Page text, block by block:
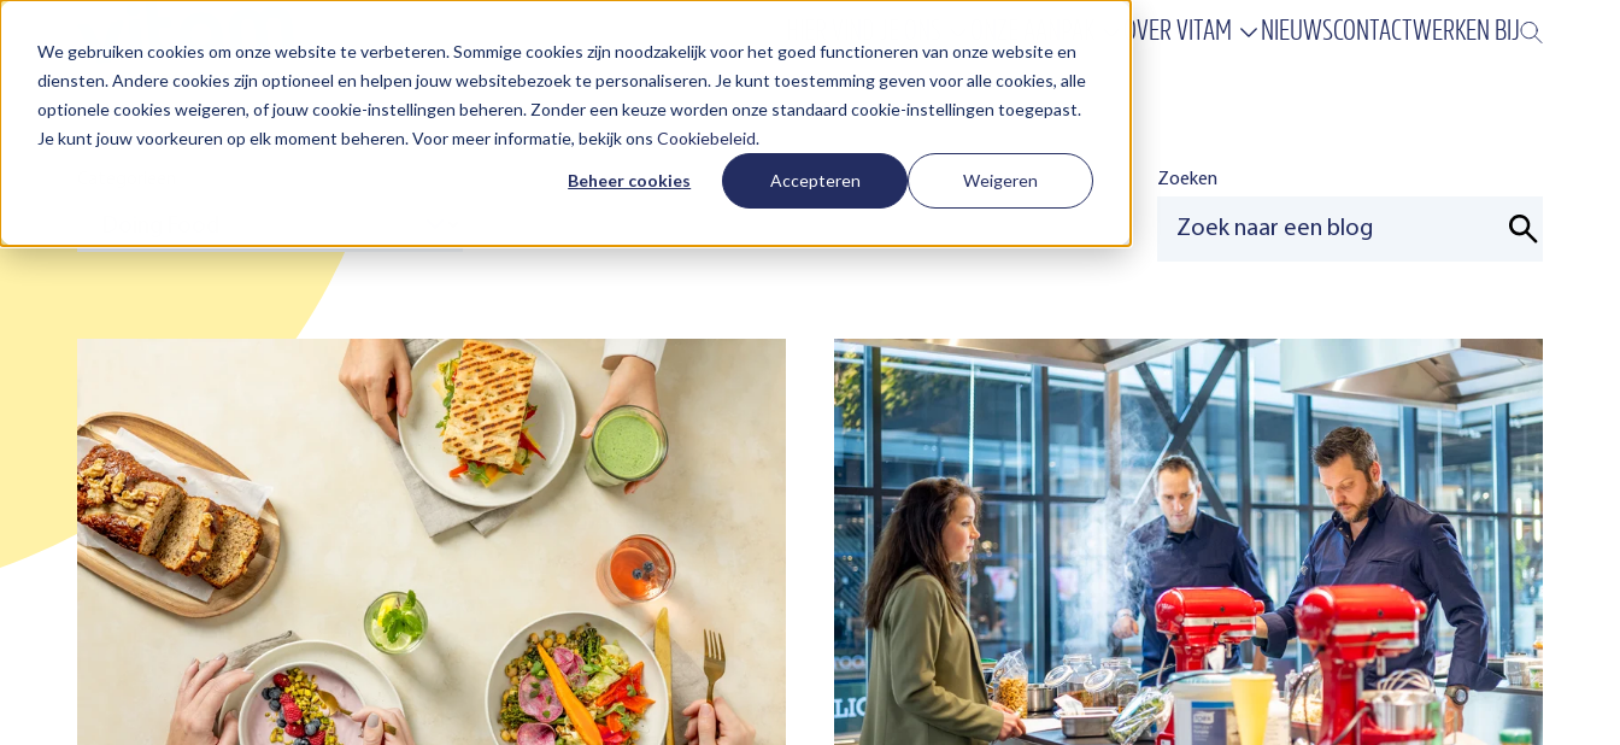
We gebruiken cookies om onze website te verbeteren. Sommige cookies zijn noodzakelijk voor het goed functioneren van onze website en
diensten. Andere cookies zijn optioneel en helpen jouw websitebezoek te personaliseren. Je kunt toestemming geven voor alle cookies, alle
optionele cookies weigeren, of jouw cookie-instellingen beheren. Zonder een keuze worden onze standaard cookie-instellingen toegepast.
Je kunt jouw voorkeuren op elk moment beheren. Voor meer informatie, bekijk ons Cookiebeleid.
Beheer cookies Accepteren Weigeren
OVER VITAM NIEUWSCONTACTWERKEN BIJ
Zoeken
Zoeken